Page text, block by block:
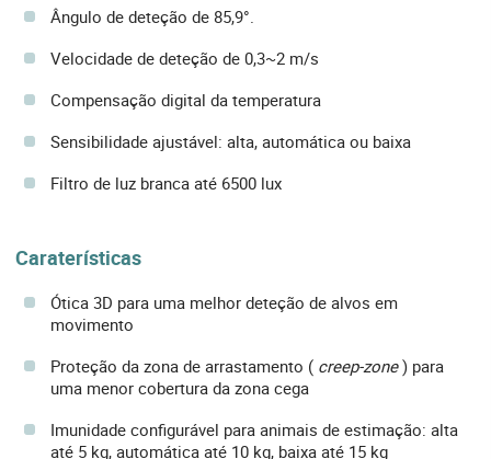
Ângulo de deteção de 85,9°.
Velocidade de deteção de 0,3~2 m/s
Compensação digital da temperatura
Sensibilidade ajustável: alta, automática ou baixa
Filtro de luz branca até 6500 lux
Caraterísticas
Ótica 3D para uma melhor deteção de alvos em
movimento
Proteção da zona de arrastamento ( creep-zone ) para
uma menor cobertura da zona cega
Imunidade configurável para animais de estimação: alta
até 5 kg, automática até 10 kg, baixa até 15 kg